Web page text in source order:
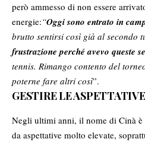
però ammesso di non essere
energie:“Oggi sono entrato in
brutto sentirsi così già al secondo
frustrazione perché avevo queste
tennis. Rimango contento del
poterne fare altri così”.
GESTIRE LE ASPETTATIVE
Negli ultimi anni, il nome di Cinà è
da aspettative molto elevate,